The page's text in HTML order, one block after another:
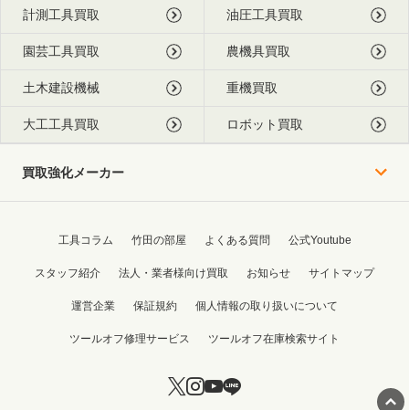
計測工具買取 油圧工具買取
園芸工具買取 農機具買取
土木建設機械 重機買取
大工工具買取 ロボット買取
買取強化メーカー
工具コラム 竹田の部屋 よくある質問 公式Youtube
スタッフ紹介 法人・業者様向け買取 お知らせ サイトマップ
運営企業 保証規約 個人情報の取り扱いについて
ツールオフ修理サービス ツールオフ在庫検索サイト